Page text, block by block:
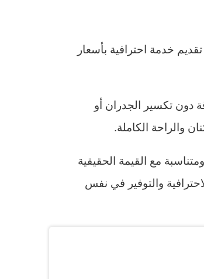
خدمة احترافية بأسعار
دون تكسير الجدران أو
والراحة الكاملة.
مع القيمة الحقيقية
والتوفير في نفس